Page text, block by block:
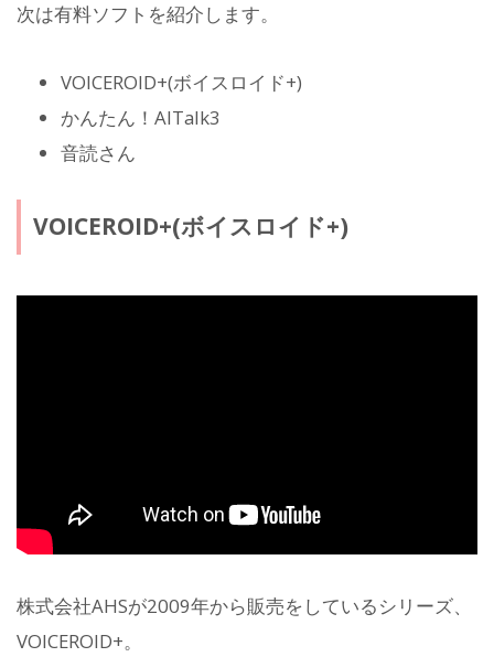
次は有料ソフトを紹介します。
VOICEROID+(ボイスロイド+)
かんたん！AITalk3
音読さん
VOICEROID+(ボイスロイド+)
株式会社AHSが2009年から販売をしているシリーズ、
VOICEROID+。